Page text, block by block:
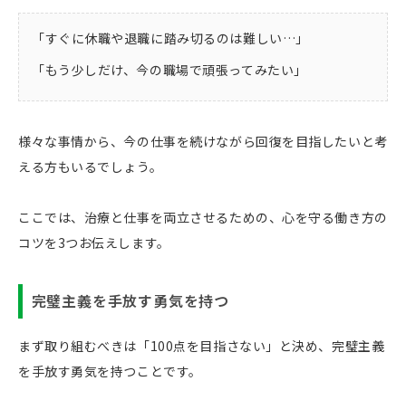
「すぐに休職や退職に踏み切るのは難しい…」
「もう少しだけ、今の職場で頑張ってみたい」
様々な事情から、今の仕事を続けながら回復を目指したいと考
える方もいるでしょう。
ここでは、治療と仕事を両立させるための、心を守る働き方の
コツを3つお伝えします。
完璧主義を手放す勇気を持つ
まず取り組むべきは「100点を目指さない」と決め、完璧主義
を手放す勇気を持つことです。